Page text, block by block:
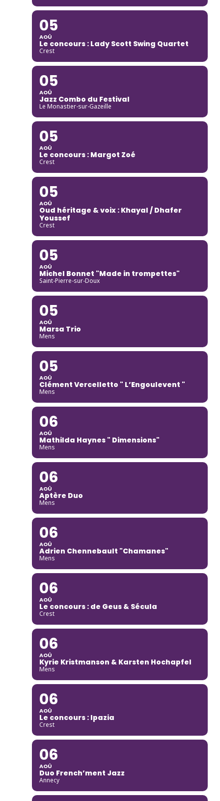
05
AOÛ
Le concours : Lady Scott Swing Quartet
Crest
05
AOÛ
Jazz Combo du Festival
Le Monastier-sur-Gazeille
05
AOÛ
Le concours : Margot Zoé
Crest
05
AOÛ
Oud héritage & voix : Khayal / Dhafer
Youssef
Crest
05
AOÛ
Michel Bonnet "Made in trompettes"
Saint-Pierre-sur-Doux
05
AOÛ
Marsa Trio
Mens
05
AOÛ
Clément Vercelletto " L’Engoulevent "
Mens
06
AOÛ
Mathilda Haynes " Dimensions"
Mens
06
AOÛ
Aptère Duo
Mens
06
AOÛ
Adrien Chennebault "Chamanes"
Mens
06
AOÛ
Le concours : de Geus & Sécula
Crest
06
AOÛ
Kyrie Kristmanson & Karsten Hochapfel
Mens
06
AOÛ
Le concours : Ipazia
Crest
06
AOÛ
Duo French’ment Jazz
Annecy